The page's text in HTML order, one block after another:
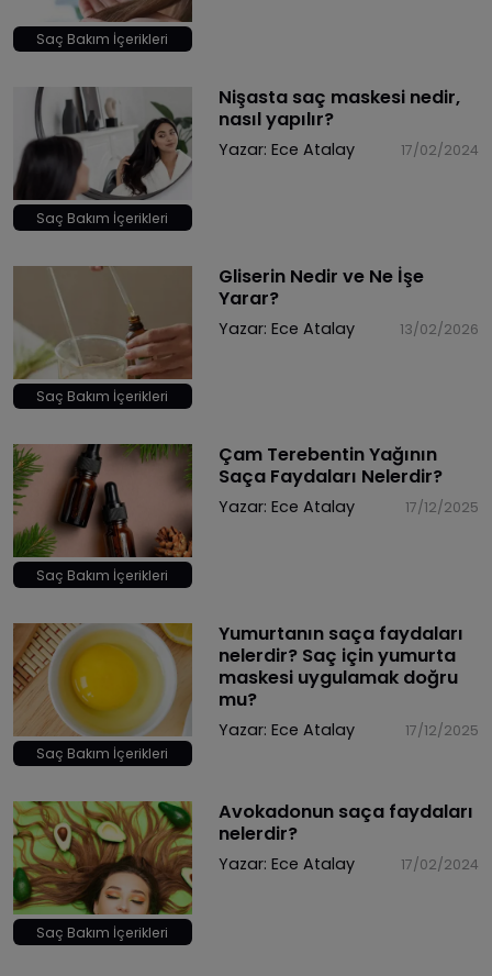
Saç Bakım İçerikleri
Saç Bakım İçerikleri
Nişasta saç maskesi nedir,
nasıl yapılır?
Yazar: Ece Atalay 17/02/2024
Saç Bakım İçerikleri
Gliserin Nedir ve Ne İşe
Yarar?
Yazar: Ece Atalay 13/02/2026
Saç Bakım İçerikleri
Çam Terebentin Yağının
Saça Faydaları Nelerdir?
Yazar: Ece Atalay 17/12/2025
Saç Bakım İçerikleri
Yumurtanın saça faydaları
nelerdir? Saç için yumurta
maskesi uygulamak doğru
mu?
Yazar: Ece Atalay 17/12/2025
Saç Bakım İçerikleri
Avokadonun saça faydaları
nelerdir?
Yazar: Ece Atalay 17/02/2024